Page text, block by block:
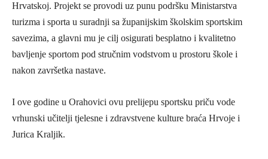
Hrvatskoj. Projekt se provodi uz punu podršku Ministarstva
turizma i sporta u suradnji sa županijskim školskim sportskim
savezima, a glavni mu je cilj osigurati besplatno i kvalitetno
bavljenje sportom pod stručnim vodstvom u prostoru škole i
nakon završetka nastave.
I ove godine u Orahovici ovu prelijepu sportsku priču vode
vrhunski učitelji tjelesne i zdravstvene kulture braća Hrvoje i
Jurica Kraljik.